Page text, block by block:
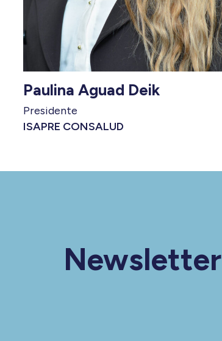
Paulina Aguad Deik
Presidente
ISAPRE CONSALUD
Newsletter